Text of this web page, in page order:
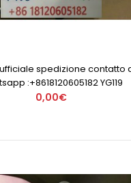
spedizione contatto
:+8618120605182 YG119
0,00€